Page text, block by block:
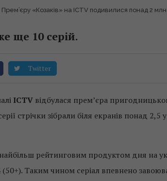
Прем’єру «Козаків» на ICTV подивилися понад 2 млн
ще 10 серій.
Twitter
ICTV відбулася прем’єра
стрічки зібрали біля екранів понад
найбільш рейтинговим продуктом дня на
Таким чином серіал впевнено